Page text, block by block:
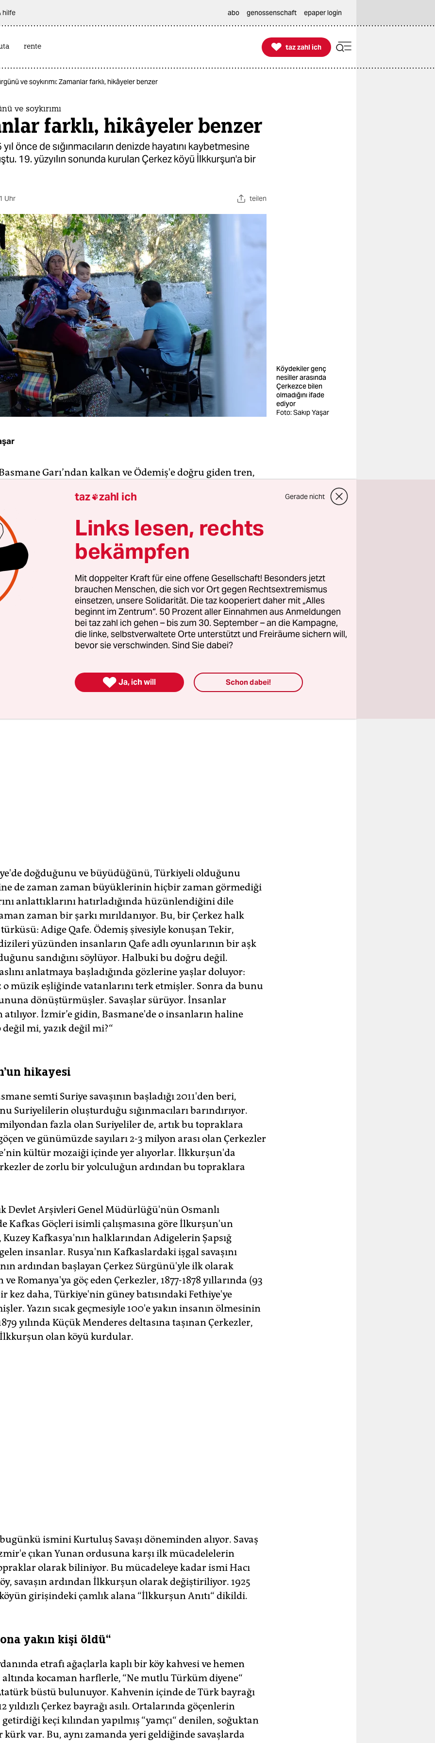
hilfe abo genossenschaft epaper login
rente 
taz zahl ich
taz zahl ich
ve soykırımı: Zamanlar farklı, hikâyeler benzer
ve soykırımı
farklı, hikâyeler benzer
önce de sığınmacıların denizde hayatını kaybetmesine
19. yüzyılın sonunda kurulan Çerkez köyü İlkkurşun'a bir
Uhr teilen
Köydekiler genç
nesiller arasında
Çerkezce bilen
olmadığını ifade
ediyor
Foto: Sakıp Yaşar
Garı’ndan kalkan ve Ödemiş'e doğru giden tren,
bir Çerkez köyü olan İlkkurşun'a varıyor. 21
tarihinde Çarlık Rusyası tarafından topraklarından zorla
Çerkezler, Anadolu'ya gelmelerinin ardından 1879 yılında
çıkınca çam ormanları içerisinden giden yol, üç tepenin
köyün daracık, tertemiz sokaklarına çıkıyor. Her
has çiçek bahçesi var. Baharla birlikte saksıların, eski
tencerelerin içindeki renk renk çiçekler açmaya başlamış.
bahçesinde saksıların toprağını değiştirip, yeni
duvarın dibine diziyor. Bunu her yıl yaptığını, doğanın
kimse 90’ından önce ölmez.“
doğduğunu ve büyüdüğünü, Türkiyeli olduğunu
de zaman zaman büyüklerinin hiçbir zaman görmediği
anlattıklarını hatırladığında hüzünlendiğini dile
zaman bir şarkı mırıldanıyor. Bu, bir Çerkez halk
Adige Qafe. Ödemiş şivesiyle konuşan Tekir,
yüzünden insanların Qafe adlı oyunlarının bir aşk
sandığını söylüyor. Halbuki bu doğru değil.
anlatmaya başladığında gözlerine yaşlar doluyor:
o müzik eşliğinde vatanlarını terk etmişler. Sonra da bunu
dönüştürmüşler. Savaşlar sürüyor. İnsanlar
İzmir’e gidin, Basmane'de o insanların haline
değil mi, yazık değil mi?“
hikayesi
semti Suriye savaşının başladığı 2011'den beri,
Suriyelilerin oluşturduğu sığınmacıları barındırıyor.
milyondan fazla olan Suriyeliler de, artık bu topraklara
ve günümüzde sayıları 2-3 milyon arası olan Çerkezler
kültür mozaiği içinde yer alıyorlar. İlkkurşun'da
de zorlu bir yolculuğun ardından bu topraklara
Devlet Arşivleri Genel Müdürlüğü'nün Osmanlı
Kafkas Göçleri isimli çalışmasına göre İlkurşun'un
Kafkasya'nın halklarından Adigelerin Şapsığ
insanlar. Rusya'nın Kafkaslardaki işgal savaşını
ardından başlayan Çerkez Sürgünü'yle ilk olarak
Romanya'ya göç eden Çerkezler, 1877-1878 yıllarında (93
kez daha, Türkiye'nin güney batısındaki Fethiye'ye
Yazın sıcak geçmesiyle 100'e yakın insanın ölmesinin
yılında Küçük Menderes deltasına taşınan Çerkezler,
olan köyü kurdular.
ismini Kurtuluş Savaşı döneminden alıyor. Savaş
çıkan Yunan ordusuna karşı ilk mücadelelerin
olarak biliniyor. Bu mücadeleye kadar ismi Hacı
savaşın ardından İlkkurşun olarak değiştiriliyor. 1925
köyün girişindeki çamlık alana “İlkkurşun Anıtı“ dikildi.
yakın kişi öldü“
etrafı ağaçlarla kaplı bir köy kahvesi ve hemen
altında kocaman harflerle, “Ne mutlu Türküm diyene“
büstü bulunuyor. Kahvenin içinde de Türk bayrağı
yıldızlı Çerkez bayrağı asılı. Ortalarında göçenlerin
keçi kılından yapılmış “yamçı“ denilen, soğuktan
var. Bu, aynı zamanda yeri geldiğinde savaşlarda
taz zahl ich Gerade nicht
Links lesen, rechts
bekämpfen
Mit doppelter Kraft für eine offene Gesellschaft! Besonders jetzt
brauchen Menschen, die sich vor Ort gegen Rechtsextremismus
einsetzen, unsere Solidarität. Die taz kooperiert daher mit „Alles
beginnt im Zentrum“. 50 Prozent aller Einnahmen aus Anmeldungen
bei taz zahl ich gehen – bis zum 30. September – an die Kampagne,
die linke, selbstverwaltete Orte unterstützt und Freiräume sichern will,
bevor sie verschwinden. Sind Sie dabei?
 Ja, ich will Schon dabei!